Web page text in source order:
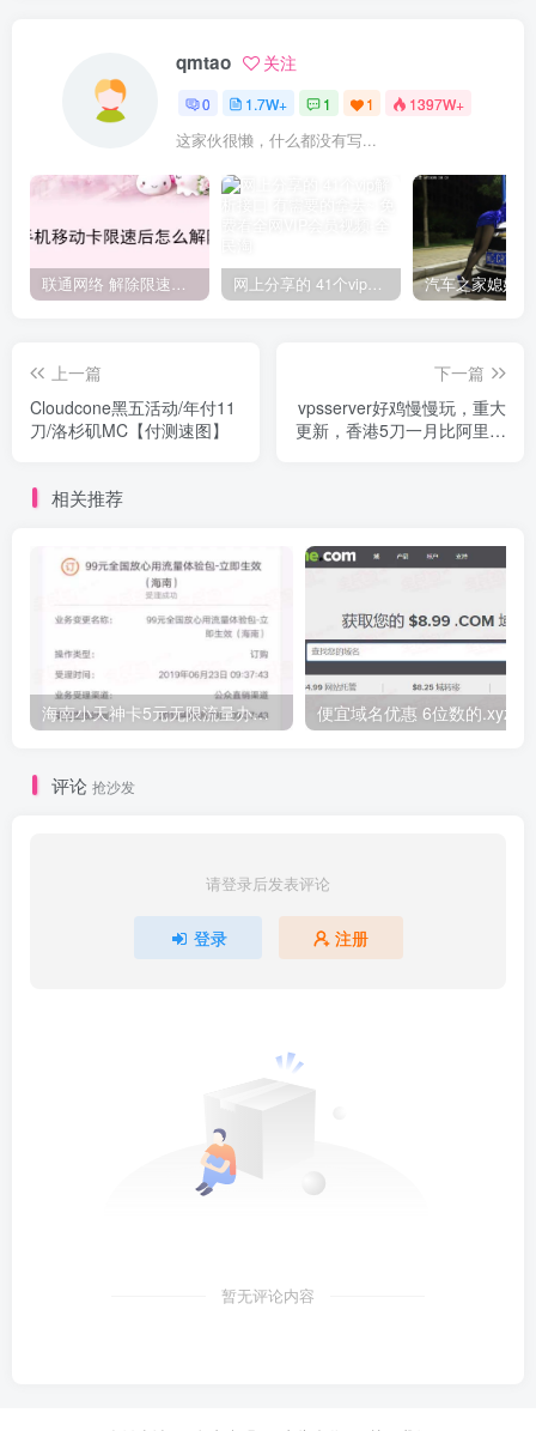
qmtao 关注
0 1.7W+ 1 1 1397W+
这家伙很懒，什么都没有写...
联通网络 解除限速方法参考！畅享、畅玩、老白干等及其它地区自测了 网上分享的 41个vip解析接口 有需要的拿去~ 免费看全网VIP会员视频
上一篇
Cloudcone黑五活动/年付11
刀/洛杉矶MC【付测速图】
下一篇
vpsserver好鸡慢慢玩，重大
更新，香港5刀一月比阿里云
相关推荐
海南小天神卡5元无限流量办理的方法，5元流量不限量自行车来了
评论 抢沙发
请登录后发表评论
登录 注册
暂无评论内容